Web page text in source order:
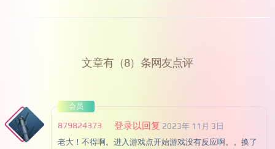
文章有（8）条网友点评
会员
登录以回复
879824373
2023年 11月 3日
老大！不得啊。进入游戏点开始游戏没有反应啊。。换了